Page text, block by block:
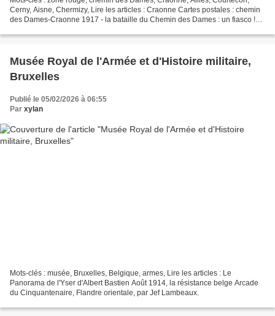
Cerny, Aisne, Chermizy, Lire les articles : Craonne Cartes postales : chemin
des Dames-Craonne 1917 - la bataille du Chemin des Dames : un fiasco !
Musée Royal de l'Armée et d'Histoire militaire,
Bruxelles
Publié le 05/02/2026 à 06:55
Par xylan
Mots-clés : musée, Bruxelles, Belgique, armes, Lire les articles : Le
Panorama de l'Yser d'Albert Bastien Août 1914, la résistance belge Arcade
du Cinquantenaire, Flandre orientale, par Jef Lambeaux.